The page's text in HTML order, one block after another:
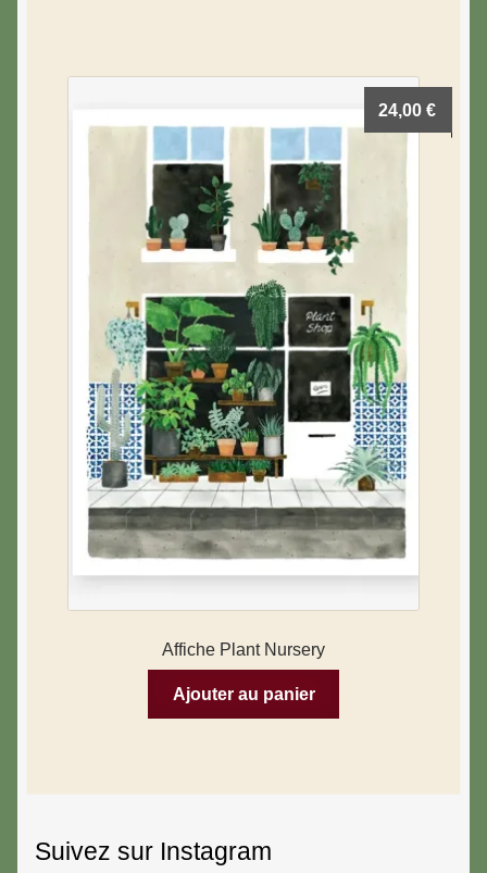
Affiche Plant Nursery
24,00€
Ajouter au panier
Suivez sur Instagram